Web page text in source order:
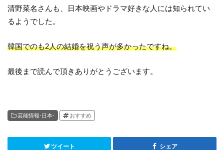
清野菜名さんも、日本映画やドラマ好きな人には知られてい
るようでした。
韓国でのも2人の結婚を祝う声が多かったですね。
最後まで読んで頂きありがとうございます。
芸能情報-日本- おすすめ
ツイート シェア